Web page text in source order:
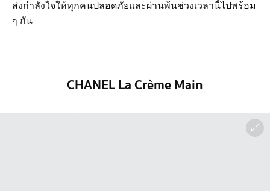
ส่งกำลังใจให้ทุกคนปลอดภัยและผ่านพ้นช่วงเวลานี้ไปพร้อม
ๆ กัน
CHANEL La Crème Main